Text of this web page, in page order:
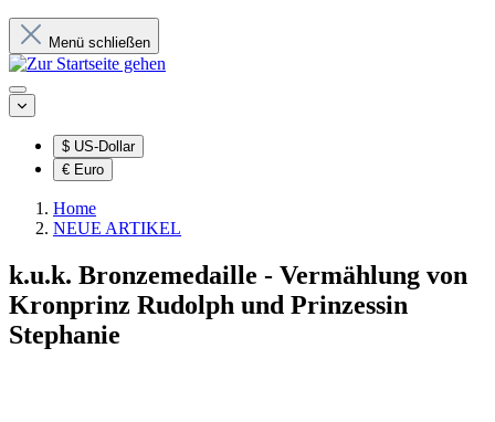
Menü schließen
$ US-Dollar
€ Euro
Home
NEUE ARTIKEL
k.u.k. Bronzemedaille - Vermählung von
Kronprinz Rudolph und Prinzessin
Stephanie